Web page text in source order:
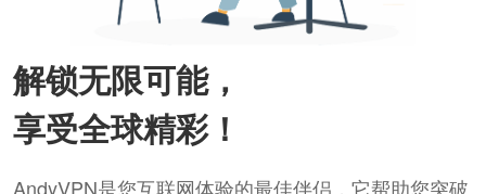
解锁无限可能，
享受全球精彩！
AndyVPN是您互联网体验的最佳伴侣，它帮助您突破